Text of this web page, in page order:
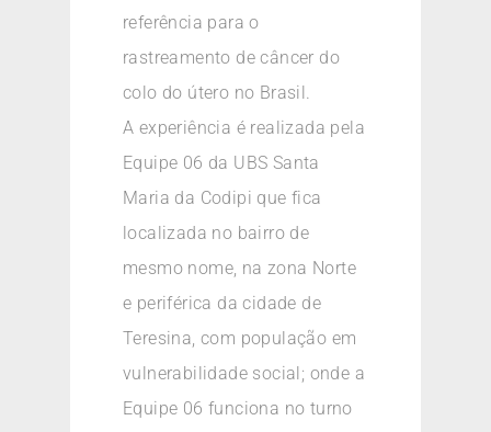
referência para o
rastreamento de câncer do
colo do útero no Brasil.
A experiência é realizada pela
Equipe 06 da UBS Santa
Maria da Codipi que fica
localizada no bairro de
mesmo nome, na zona Norte
e periférica da cidade de
Teresina, com população em
vulnerabilidade social; onde a
Equipe 06 funciona no turno